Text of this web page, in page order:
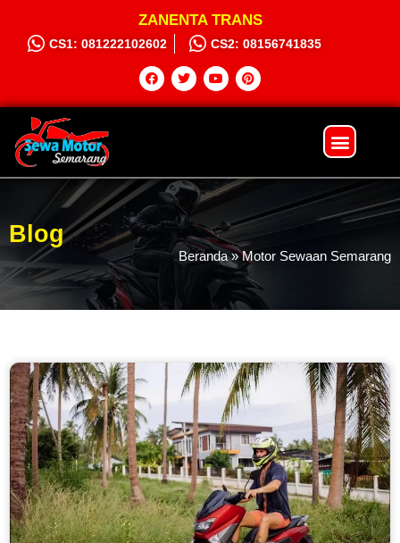
ZANENTA TRANS
CS1: 081222102602 CS2: 08156741835
Blog
Beranda»Motor Sewaan Semarang